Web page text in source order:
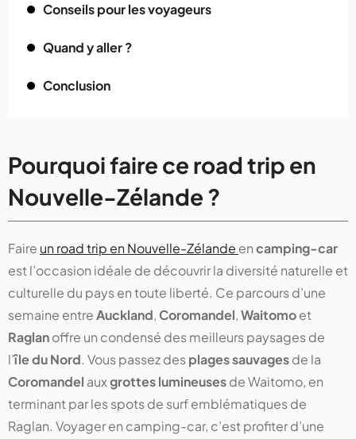
Conseils pour les voyageurs
Quand y aller ?
Conclusion
Pourquoi faire ce road trip en
Nouvelle-Zélande ?
Faire un road trip en Nouvelle-Zélande encamping-car
est l’occasion idéale de découvrir la diversité naturelle et
culturelle du pays en toute liberté. Ce parcours d’une
semaine entreAuckland, Coromandel,Waitomoet
Raglanoffre un condensé des meilleurs paysages de
l’île du Nord. Vous passez desplages sauvagesde la
Coromandel auxgrottes lumineusesde Waitomo, en
terminant par les spots de surf emblématiques de
Raglan. Voyager en camping-car, c’est profiter d’une